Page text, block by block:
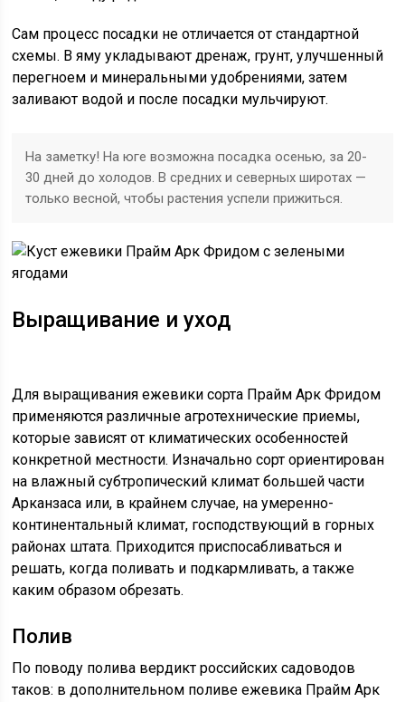
Сам процесс посадки не отличается от стандартной
схемы. В яму укладывают дренаж, грунт, улучшенный
перегноем и минеральными удобрениями, затем
заливают водой и после посадки мульчируют.
На заметку! На юге возможна посадка осенью, за 20-
30 дней до холодов. В средних и северных широтах —
только весной, чтобы растения успели прижиться.
Выращивание и уход
Для выращивания ежевики сорта Прайм Арк Фридом
применяются различные агротехнические приемы,
которые зависят от климатических особенностей
конкретной местности. Изначально сорт ориентирован
на влажный субтропический климат большей части
Арканзаса или, в крайнем случае, на умеренно-
континентальный климат, господствующий в горных
районах штата. Приходится приспосабливаться и
решать, когда поливать и подкармливать, а также
каким образом обрезать.
Полив
По поводу полива вердикт российских садоводов
таков: в дополнительном поливе ежевика Прайм Арк